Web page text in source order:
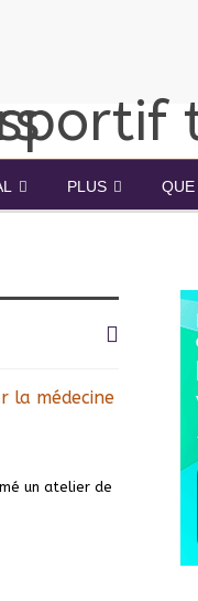
PLUS QUE
la médecine
un atelier de